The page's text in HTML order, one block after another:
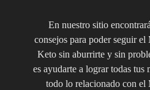
En nuestro sitio
consejos para poder seguir
Keto sin aburrirte y sin
es ayudarte a lograr todas tus
todo lo relacionado con el